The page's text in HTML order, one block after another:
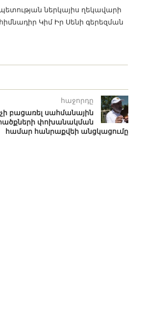
ներկայիս ղեկավարի
Կիմ Իր Սենի գերեզման
հաջորդը
բացառել սահմանային
փոխանակման
համար հանրաքվեի անցկացումը